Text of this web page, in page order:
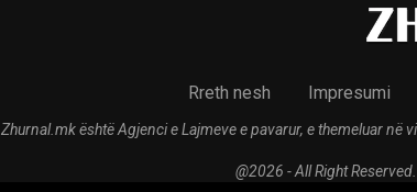
Rreth nesh Impresumi
Zhurnal.mk është Agjenci e Lajmeve e pavarur, e themeluar
@2026 - All Right